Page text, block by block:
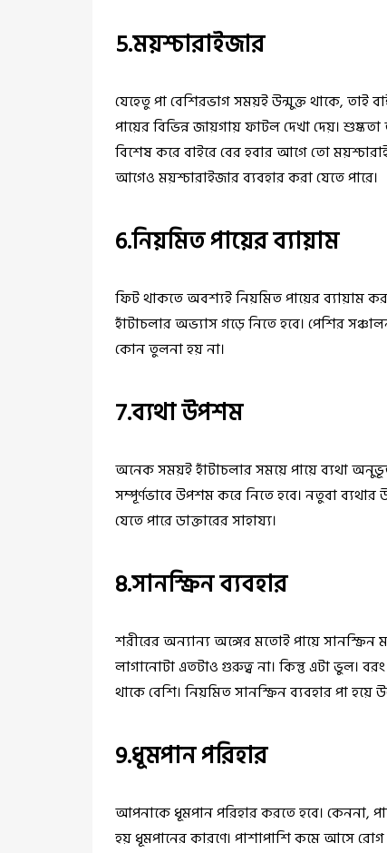
5.ময়শ্চারাইজার
যেহেতু পা বেশিরভাগ সময়ই উন্মুক্ত থাকে, তাই
পায়ের বিভিন্ন জায়গায় ফাটল দেখা দেয়।
বিশেষ করে বাইরে বের হবার আগে তো
আগেও ময়শ্চারাইজার ব্যবহার করা যেতে পারে।
6.নিয়মিত পায়ের ব্যায়াম
ফিট থাকতে অবশ্যই নিয়মিত পায়ের ব্যায়াম
হাঁটাচলার অভ্যাস গড়ে নিতে হবে। পেশির
কোন তুলনা হয় না।
7.ব্যথা উপশম
অনেক সময়ই হাঁটাচলার সময়ে পায়ে ব্যথা অনুভূত
সম্পূর্ণভাবে উপশম করে নিতে হবে। নতুবা ব্যথার
যেতে পারে ডাক্তারের সাহায্য।
8.সানস্ক্রিন ব্যবহার
শরীরের অন্যান্য অঙ্গের মতোই পায়ে সানস্ক্রিন
লাগানোটা এতটাও গুরুত্ব না। কিন্তু এটা ভুল।
থাকে বেশি। নিয়মিত সানস্ক্রিন ব্যবহার পা
9.ধূমপান পরিহার
আপনাকে ধূমপান পরিহার করতে হবে। কেননা,
হয় ধূমপানের কারণে। পাশাপাশি কমে আসে রোগ